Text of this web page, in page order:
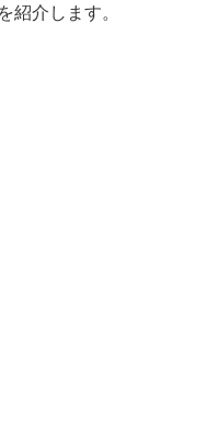
紹介します。